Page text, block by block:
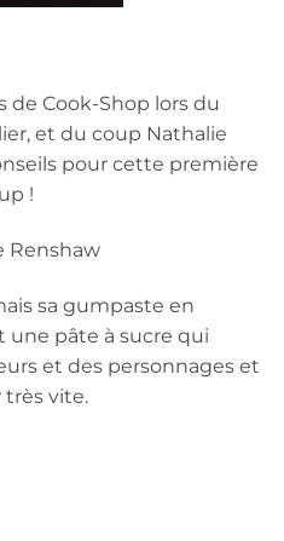
de Cook-Shop lors du
et du coup Nathalie
pour cette première
!
Renshaw
sa gumpaste en
une pâte à sucre qui
et des personnages et
très vite.